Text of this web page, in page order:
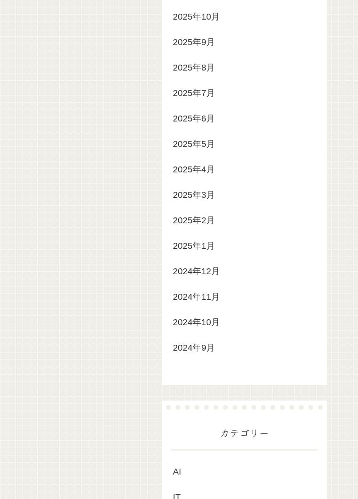
2025年10月
2025年9月
2025年8月
2025年7月
2025年6月
2025年5月
2025年4月
2025年3月
2025年2月
2025年1月
2024年12月
2024年11月
2024年10月
2024年9月
カテゴリー
AI